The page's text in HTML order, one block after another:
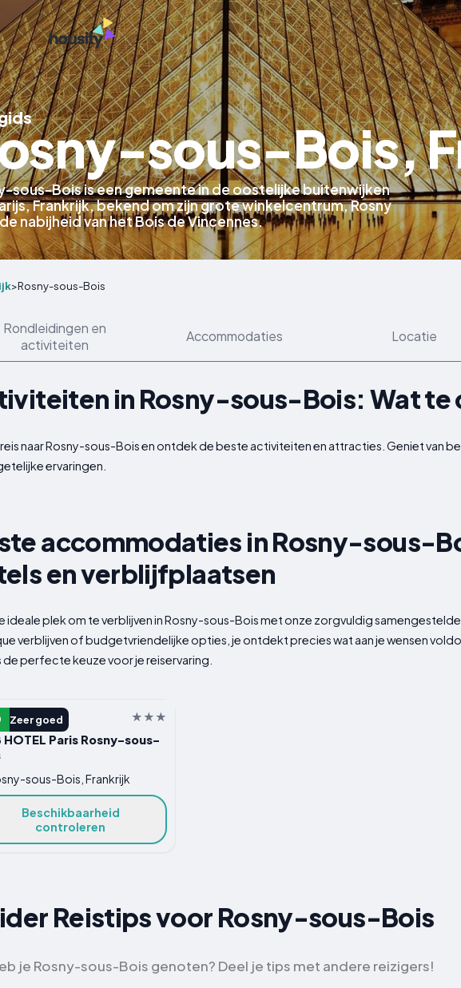
sous-Bois,
sous-Bois is een gemeente in de oostelijke buitenwijken
Frankrijk, bekend om zijn grote winkelcentrum, Rosny
nabijheid van het Bois de Vincennes.
>Rosny-sous-Bois
Rondleidingen en
activiteiten
Accommodaties Locatie
in Rosny-sous-Bois: Wat te
reis naar Rosny-sous-Bois en ontdek de beste activiteiten en attracties. Geniet van
ervaringen.
accommodaties in Rosny-sous-
en verblijfplaatsen
ideale plek om te verblijven in Rosny-sous-Bois met onze zorgvuldig
verblijven of budgetvriendelijke opties, je ontdekt precies wat aan je wensen
de perfecte keuze voor je reiservaring.
Zeer goed
HOTEL Paris Rosny-sous-
sous-Bois, Frankrijk
Beschikbaarheid
controleren
Reistips voor Rosny-sous-Bois
je Rosny-sous-Bois genoten? Deel je tips met andere reizigers!